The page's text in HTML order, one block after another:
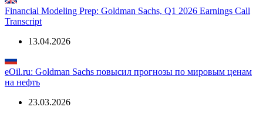
Financial Modeling Prep: Goldman Sachs, Q1 2026 Earnings Call
Transcript
13.04.2026
eOil.ru: Goldman Sachs повысил прогнозы по мировым ценам
на нефть
23.03.2026